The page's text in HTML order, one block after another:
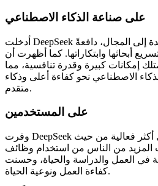
على صناعة الذكاء الاصطناعي
أدخلت DeepSeek ضغوطاً تنافسية جديدة إلى المجال، دافعةً
أبحاثها وابتكاراتها. كما أظهرت أن
إمكانات كبيرة وقدرة تنافسية، مما
الاصطناعي نحو كفاءة أعلى وذكاء
متقدم.
على المستخدمين
وفرت DeepSeek أدوات ذكاء اصطناعي أكثر فعالية من حيث
المزيد من الناس من استخدام وظائف
في العمل والدراسة والحياة، وحسنت
كفاءة العمل ونوعية الحياة.